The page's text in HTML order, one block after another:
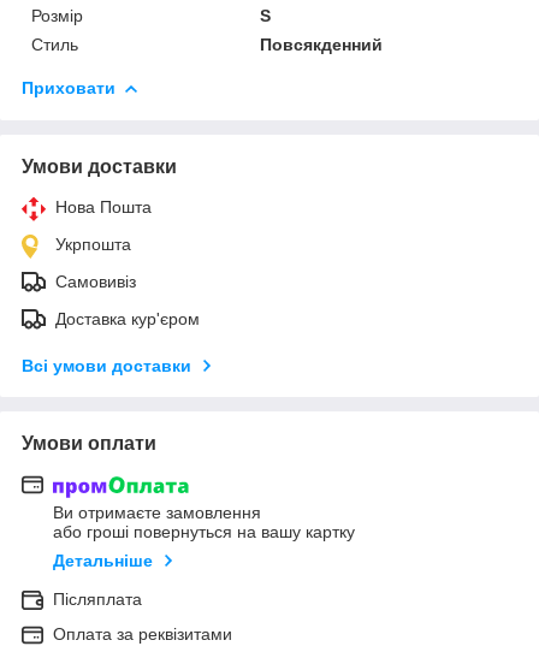
Розмір
S
Стиль
Повсякденний
Приховати
Умови доставки
Нова Пошта
Укрпошта
Самовивіз
Доставка кур'єром
Всі умови доставки
Умови оплати
Ви отримаєте замовлення
або гроші повернуться на вашу картку
Детальніше
Післяплата
Оплата за реквізитами